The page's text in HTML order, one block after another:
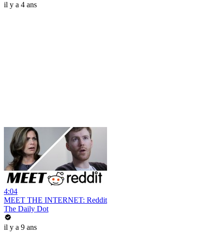
il y a 4 ans
4:04
MEET THE INTERNET: Reddit
The Daily Dot
il y a 9 ans